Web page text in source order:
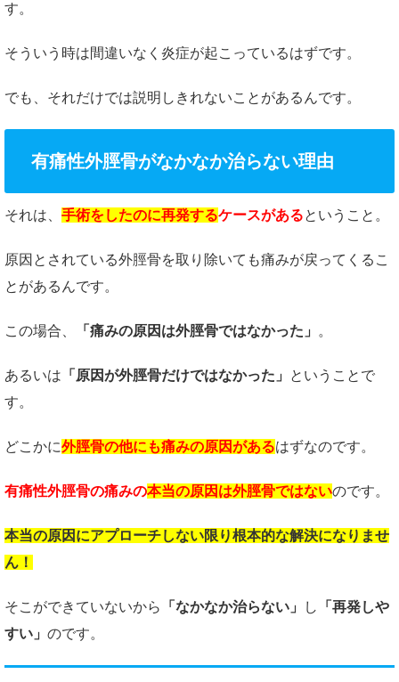
す。
そういう時は間違いなく炎症が起こっているはずです。
でも、それだけでは説明しきれないことがあるんです。
有痛性外脛骨がなかなか治らない理由
それは、 手術をしたのに再発するケースがあるということ。
原因とされている外脛骨を取り除いても痛みが戻ってくるこ
とがあるんです。
この場合、 「痛みの原因は外脛骨ではなかった」 。
あるいは 「原因が外脛骨だけではなかった」
ということで
す。
どこかに外脛骨の他にも痛みの原因があるはずなのです。
有痛性外脛骨の痛みの本当の原因は外脛骨ではないのです。
本当の原因にアプローチしない限り根本的な解決になりませ
ん！
そこができていないから 「なかなか治らない」 し
「再発しや
すい」 のです。